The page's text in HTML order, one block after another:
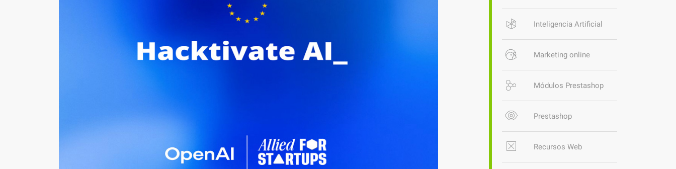
Inteligencia Artificial
Marketing online
Módulos Prestashop
Prestashop
Recursos Web